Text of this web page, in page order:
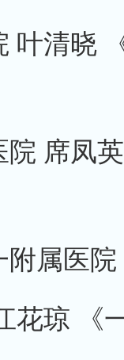
叶清晓
席凤
属医
花琼 《